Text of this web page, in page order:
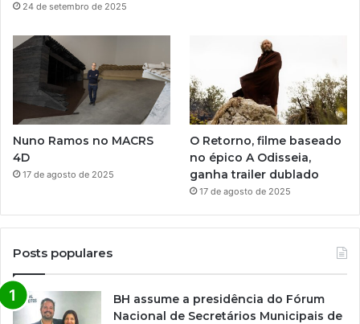
24 de setembro de 2025
Nuno Ramos no MACRS
4D
17 de agosto de 2025
O Retorno, filme baseado
no épico A Odisseia,
ganha trailer dublado
17 de agosto de 2025
Posts populares
BH assume a presidência do Fórum
Nacional de Secretários Municipais de